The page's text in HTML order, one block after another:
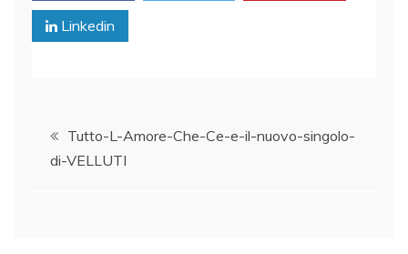
Linkedin
PostTutto-L-Amore-Che-Ce-e-il-nuovo-singolo-
di-VELLUTI